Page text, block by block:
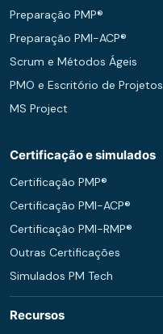
Preparação PMP®
Preparação PMI-ACP®
Scrum e Métodos Ágeis
PMO e Escritório de Projetos
MS Project
Certificação e simulados
Certificação PMP®
Certificação PMI-ACP®
Certificação PMI-RMP®
Outras Certificações
Simulados PM Tech
Recursos